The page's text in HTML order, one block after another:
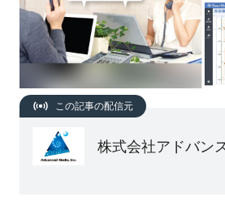
この記事の配信元
株式会社アドバン